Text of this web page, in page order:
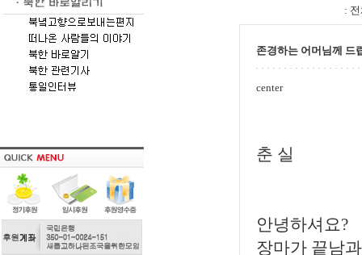
:
존경하는 어머님께 드
center
춘 실
안녕하셔요?
장마가 끝남